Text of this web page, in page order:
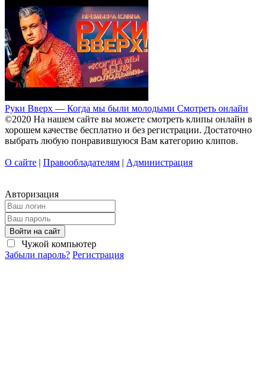
Руки Вверх — Когда мы были молодыми Смотреть онлайн
©2020 На нашем сайте вы можете смотреть клипы онлайн в
хорошем качестве бесплатно и без регистрации. Достаточно
выбрать любую понравившуюся Вам категорию клипов.
О сайте | Правообладателям | Администрация
Авторизация
Войти на сайт
Чужой компьютер
Забыли пароль? Регистрация